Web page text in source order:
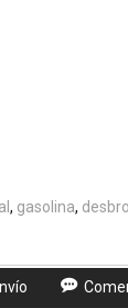
gasolina